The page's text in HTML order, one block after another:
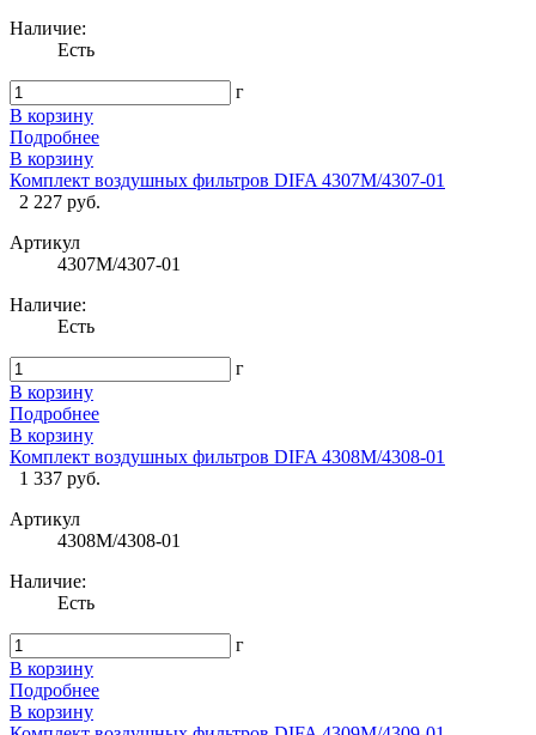
Наличие:
Есть
г
В корзину
Подробнее
В корзину
Комплект воздушных фильтров DIFA 4307М/4307-01
2 227 руб.
Артикул
4307М/4307-01
Наличие:
Есть
г
В корзину
Подробнее
В корзину
Комплект воздушных фильтров DIFA 4308М/4308-01
1 337 руб.
Артикул
4308М/4308-01
Наличие:
Есть
г
В корзину
Подробнее
В корзину